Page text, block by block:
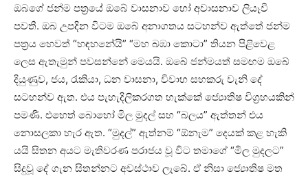
ඔබගේ ජන්ම පත්‍රයේ ඔබේ වාසනාව හෝ අවාසනාව ලියෑවී
පවතී. ඔබ උපදින විටම ඔබේ අනාගතය සටහන්ව ඇත්තේ ජන්ම
පත්‍රය හෙවත් “හඳහනේයි” “මහ බඹා කොටා” තියන පිළිවෙළ
ලෙස ඇතැමුන් පවසන්නේ මෙයයි. ඔබේ ජන්මයත් සමඟම ඔබේ
දියුණුව, ජය, රැකියා, ධන වාසනා, විවාහ සහකරු වැනි දේ
සටහන්ව ඇත. එය පැහැදිලිකරගත හැක්‌කේ ජ්‍යොතිෂ විග්‍රහයකින්
පමණි. එහෙත් බොහෝ මිල මුදල් සහ “බලය” ඇත්තන් එය
නොසලකා හැර ඇත. “මුදල්” ඇත්නම් “ඕනැම” දෙයක්‌ කළ හැකි
යයි සිතන අයට මැතිවරණ පරාජය වූ විට තමාගේ “මිල මුදලට”
සිදුවූ දේ ගැන සිතන්නට අවස්‌ථාව ලැබේ. ඒ නිසා ජ්‍යොතිෂ මත